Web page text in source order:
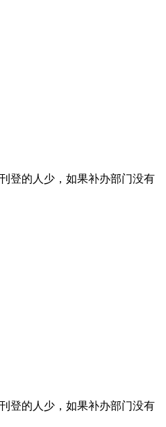
登的人少，如果补办部门没有
登的人少，如果补办部门没有